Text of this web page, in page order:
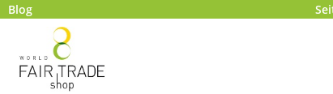
Blog